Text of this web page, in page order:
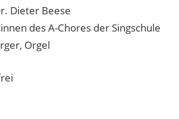
Dieter Beese
des A-Chores der Singschule
Orgel